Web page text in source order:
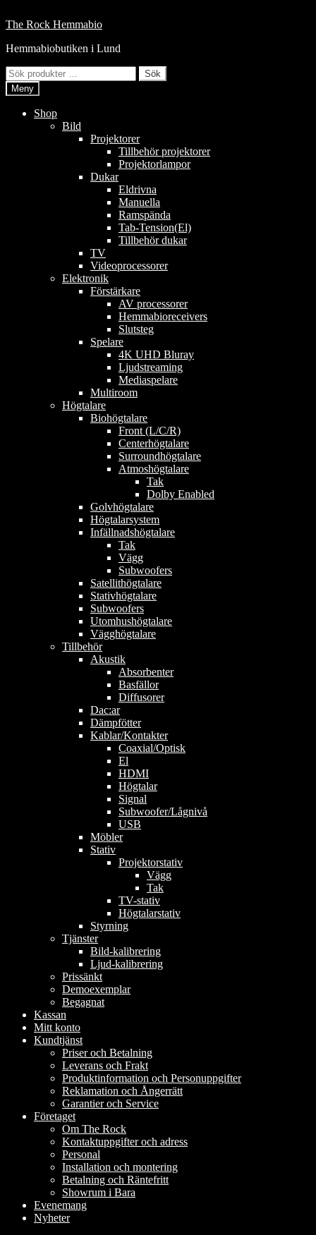
till
Hoppa
navigering
Hoppa
innehåll
The Rock Hemmabio
Hemmabiobutiken i Lund
Sök
efter:
Sök
Meny
Shop
Bild
Projektorer
Tillbehör projektorer
Projektorlampor
Dukar
Eldrivna
Manuella
Ramspända
Tab-Tension(El)
Tillbehör dukar
TV
Videoprocessorer
Elektronik
Förstärkare
AV processorer
Hemmabioreceivers
Slutsteg
Spelare
4K UHD Bluray
Ljudstreaming
Mediaspelare
Multiroom
Högtalare
Biohögtalare
Front (L/C/R)
Centerhögtalare
Surroundhögtalare
Atmoshögtalare
Tak
Dolby Enabled
Golvhögtalare
Högtalarsystem
Infällnadshögtalare
Tak
Vägg
Subwoofers
Satellithögtalare
Stativhögtalare
Subwoofers
Utomhushögtalare
Vägghögtalare
Tillbehör
Akustik
Absorbenter
Basfällor
Diffusorer
Dac:ar
Dämpfötter
Kablar/Kontakter
Coaxial/Optisk
El
HDMI
Högtalar
Signal
Subwoofer/Lågnivå
USB
Möbler
Stativ
Projektorstativ
Vägg
Tak
TV-stativ
Högtalarstativ
Styrning
Tjänster
Bild-kalibrering
Ljud-kalibrering
Prissänkt
Demoexemplar
Begagnat
Kassan
Mitt konto
Kundtjänst
Priser och Betalning
Leverans och Frakt
Produktinformation och Personuppgifter
Reklamation och Ångerrätt
Garantier och Service
Företaget
Om The Rock
Kontaktuppgifter och adress
Personal
Installation och montering
Betalning och Räntefritt
Showrum i Bara
Evenemang
Nyheter